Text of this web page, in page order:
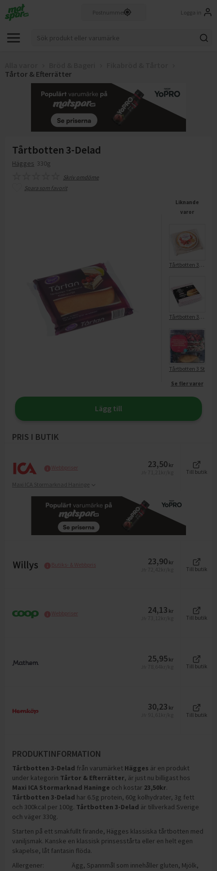
Logga in
Tårtor & Efterrätter
Tårtbotten 3-Delad
Hägges 330g
Skriv omdöme
Spara som favorit
Liknande
varor
Tårtbotten 3-Delad
Tårtbotten 3-Delad
Tårtbotten 3 St
Se fler varor
Lägg till
PRIS I BUTIK
Webbpriser 23,50 kr
Till butik
Maxi ICA Stormarknad Haninge
Butiks- & Webbpris 23,90 kr
Till butik
Webbpriser 24,13 kr
Till butik
25,95 kr
Till butik
30,23 kr
Till butik
PRODUKTINFORMATION
Tårtbotten 3-Delad från varumärket Hägges är en produkt
under kategorin Tårtor & Efterrätter, är just nu billigast hos
Maxi ICA Stormarknad Haninge och kostar 23,50kr.
Tårtbotten 3-Delad har 6.5g protein, 60g kolhydrater, 3g fett
och 300kcal per 100g. Tårtbotten 3-Delad är tillverkad Sverige
och väger 330g.
Starten på ett smakfullt firande, Hägges klassiska tårtbotten med
vaniljsmak. Kanske en klassisk prinsesstårta eller en helt egen
skapelse, låt fantasin flöda.
Allergener:
Ägg, Spannmål som innehåller gluten, Mjölk,